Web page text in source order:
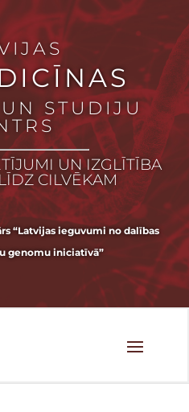
STUDIJU
UN IZGLĪTĪBA
CILVĒKAM
“Latvijas ieguvumi no dalības
genomu iniciatīvā”